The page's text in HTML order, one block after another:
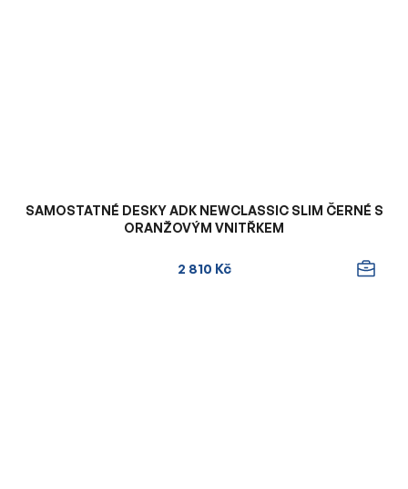
SAMOSTATNÉ DESKY ADK NEWCLASSIC SLIM ČERNÉ S
ORANŽOVÝM VNITŘKEM
2 810 Kč